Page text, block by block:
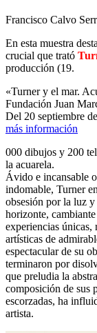
Francisco Calvo
En esta muestra
crucial que trató
producción (19.
«Turner y el mar.
Fundación Juan
Del 20 septiembre
más información
000 dibujos y 200
la acuarela.
Ávido e incansable
indomable, Turner
obsesión por la luz
horizonte,
experiencias únicas,
artísticas de
espectacular de su
terminaron por
que preludia la
composición de sus
escorzadas, ha
artista.